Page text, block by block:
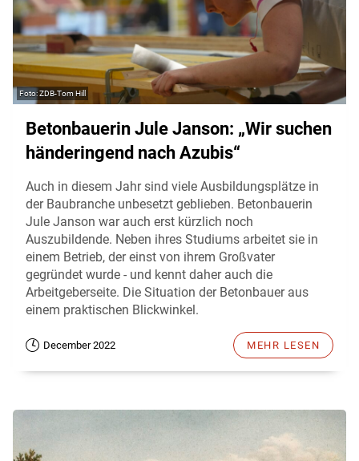
ZDB-Tom Hill
Betonbauerin Jule Janson: „Wir suchen
händeringend nach Azubis“
Auch in diesem Jahr sind viele Ausbildungsplätze in
der Baubranche unbesetzt geblieben. Betonbauerin
Jule Janson war auch erst kürzlich noch
Auszubildende. Neben ihres Studiums arbeitet sie in
einem Betrieb, der einst von ihrem Großvater
gegründet wurde - und kennt daher auch die
Arbeitgeberseite. Die Situation der Betonbauer aus
einem praktischen Blickwinkel.
December 2022 MEHR LESEN